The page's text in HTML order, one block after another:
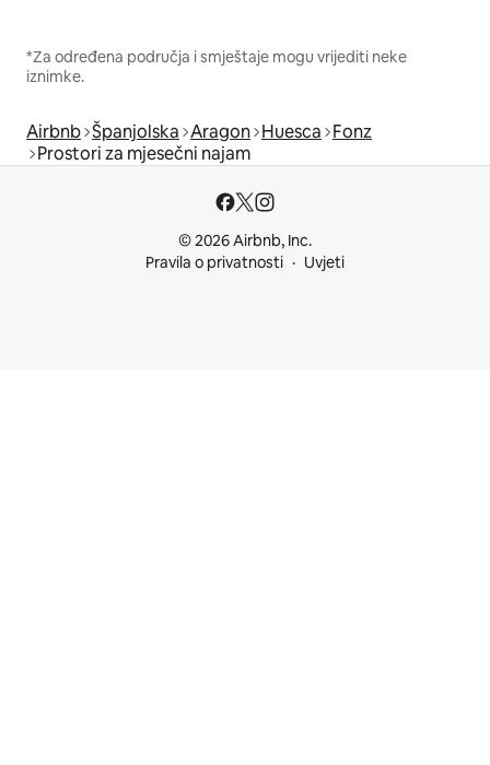
*Za određena područja i smještaje mogu vrijediti neke
iznimke.
Airbnb Španjolska Aragon Huesca Fonz
Prostori za mjesečni najam
© 2026 Airbnb, Inc.
Pravila o privatnosti
Uvjeti